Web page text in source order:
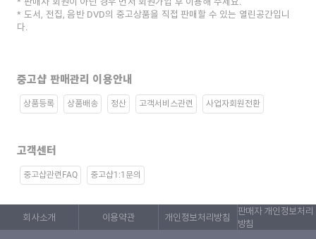
도서, 전집, 음반 DVD의 중고상품을 직접 판매할 수 있는 열린공간입니
다.
중고샵 판매관리 이용안내
상품등록 상품배송 정산 고객서비스관련 사업자회원전환
고객센터
중고샵관련FAQ 중고샵1:1문의
회사소개 이용약관 개인정보처리방침
판매자 개인정보처리
방침